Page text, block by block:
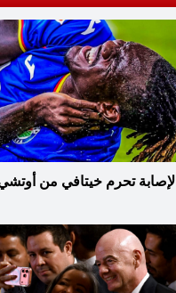
الإصابة تحرم خيتافي من